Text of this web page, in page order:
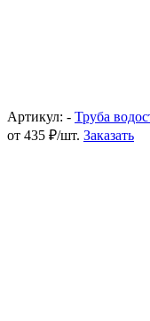
Артикул: - Труба
от 435 ₽/шт. Заказать